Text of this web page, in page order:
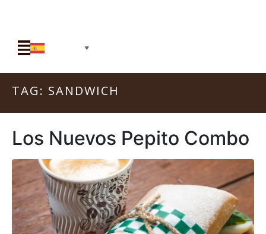
▼
TAG: SANDWICH
Los Nuevos Pepito Combo